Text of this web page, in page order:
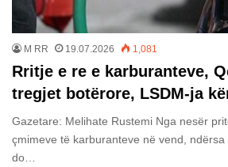
M RR 19.07.2026 1,081
Rritje e re e karburanteve,
tregjet botërore, LSDM-ja
Gazetare: Melihate Rustemi Nga nesër
çmimeve të karburanteve në vend,
do…